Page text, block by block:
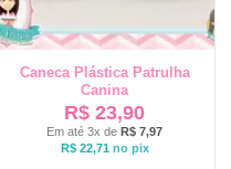
Caneca Plástica Patrulha
Canina
R$ 23,90
Em até 3x de R$ 7,97
R$22,71 no pix